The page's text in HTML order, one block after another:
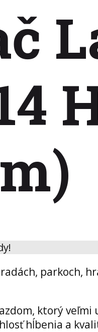
parkoch,
ktorý
hĺbenia a